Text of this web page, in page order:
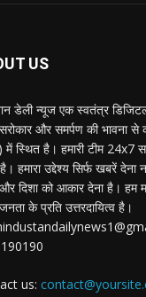
US
डेली न्यूज एक स्वतंत्र
और समर्पण की भावना से
में स्थित है। हमारी टीम 24x7
हमारा उद्देश्य सिर्फ खबरें
दिशा को आकार देना है। हम
के प्रति उत्तरदायित्व है।
us: